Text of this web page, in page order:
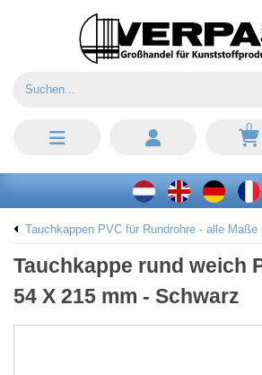
0
Tauchkappen PVC für Rundrohre - alle Maße
Tauchkappe rund weich
54 X 215 mm - Schwarz